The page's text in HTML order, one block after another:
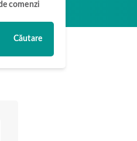
comenzi
Căutare